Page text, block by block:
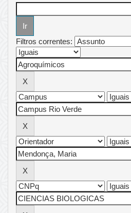
Filtros correntes: